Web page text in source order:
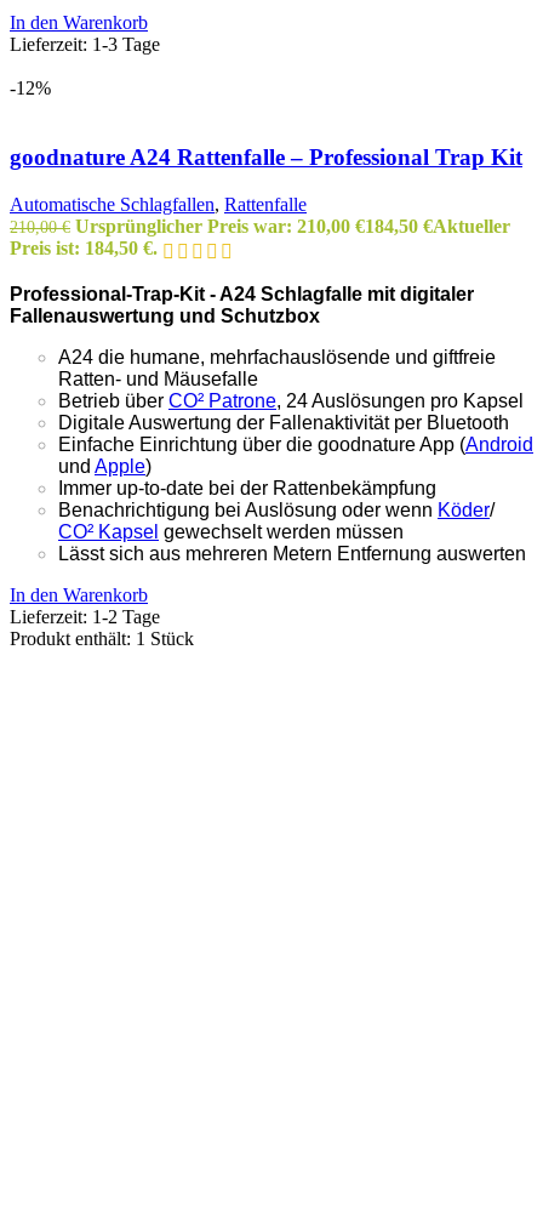
In den Warenkorb
Lieferzeit: 1-3 Tage
-12%
goodnature A24 Rattenfalle – Professional Trap Kit
Automatische Schlagfallen, Rattenfalle
210,00€ Ursprünglicher Preis war: 210,00 €184,50 €Aktueller
Preis ist: 184,50 €.
Professional-Trap-Kit - A24 Schlagfalle mit digitaler
Fallenauswertung und Schutzbox
A24 die humane, mehrfachauslösende und giftfreie
Ratten- und Mäusefalle
Betrieb über CO² Patrone, 24 Auslösungen pro Kapsel
Digitale Auswertung der Fallenaktivität per Bluetooth
Einfache Einrichtung über die goodnature App (Android
und Apple)
Immer up-to-date bei der Rattenbekämpfung
Benachrichtigung bei Auslösung oder wenn Köder/
CO² Kapsel gewechselt werden müssen
Lässt sich aus mehreren Metern Entfernung auswerten
In den Warenkorb
Lieferzeit: 1-2 Tage
Produkt enthält: 1 Stück